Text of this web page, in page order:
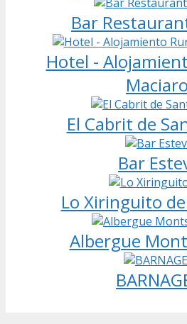
Bar
Hotel -
El Cabrit de
Bar
Lo Xiringuito
Albergue